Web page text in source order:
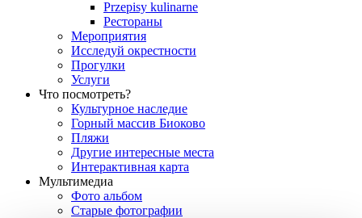
Przepisy kulinarne
Рестораны
Мероприятия
Исследуй окрестности
Прогулки
Услуги
Что посмотреть?
Культурное наследие
Горный массив Биоково
Пляжи
Другие интересные места
Интерактивная карта
Мультимедиа
Фото альбом
Старые фотографии